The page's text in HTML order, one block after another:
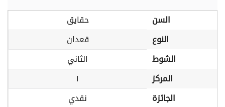
السن
حقايق
النوع
قعدان
الشوط
الثاني
المركز
١
الجائزة
نقدي